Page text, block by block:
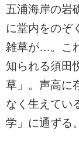
五浦海岸の岩
に堂内をのぞ
雑草が…。こ
知られる須田
草」。声高に
なく生えてい
学」に通ずる。